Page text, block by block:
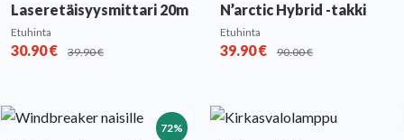
Laseretäisyysmittari 20m
Etuhinta
30.90€ 39.90€
N’arctic Hybrid -takki
Etuhinta
39.90€ 90.00€
72%